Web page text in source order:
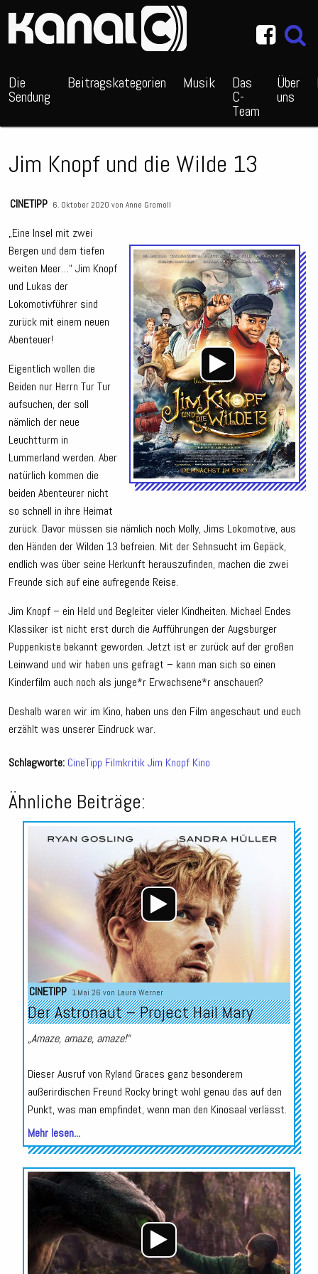
Die
Sendung
Beitragskategorien Musik Das
C-
Team
Über
uns
Jim Knopf und die Wilde 13
CINETIPP 6. Oktober 2020 von Anne Gromoll
„Eine Insel mit zwei
Bergen und dem tiefen
weiten Meer…“ Jim Knopf
und Lukas der
Lokomotivführer sind
zurück mit einem neuen
Abenteuer!
Eigentlich wollen die
Beiden nur Herrn Tur Tur
aufsuchen, der soll
nämlich der neue
Leuchtturm in
Lummerland werden. Aber
natürlich kommen die
beiden Abenteurer nicht
so schnell in ihre Heimat
zurück. Davor müssen sie nämlich noch Molly, Jims Lokomotive, aus
den Händen der Wilden 13 befreien. Mit der Sehnsucht im Gepäck,
endlich was über seine Herkunft herauszufinden, machen die zwei
Freunde sich auf eine aufregende Reise.
Jim Knopf – ein Held und Begleiter vieler Kindheiten. Michael Endes
Klassiker ist nicht erst durch die Aufführungen der Augsburger
Puppenkiste bekannt geworden. Jetzt ist er zurück auf der großen
Leinwand und wir haben uns gefragt – kann man sich so einen
Kinderfilm auch noch als junge*r Erwachsene*r anschauen?
Deshalb waren wir im Kino, haben uns den Film angeschaut und euch
erzählt was unserer Eindruck war.
Schlagworte: CineTipp FilmkritikJim Knopf Kino
Ähnliche Beiträge:
Audio-
Player
CINETIPP 1.Mai 26 von Laura Werner
Der Astronaut – Project Hail Mary
„Amaze, amaze, amaze!“
Dieser Ausruf von Ryland Graces ganz besonderem
außerirdischen Freund Rocky bringt wohl genau das auf den
Punkt, was man empfindet, wenn man den Kinosaal verlässt.
Mehr lesen...
Audio-
Player